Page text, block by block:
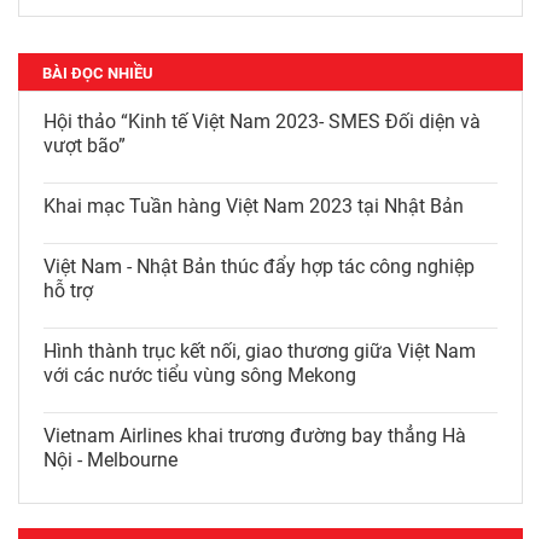
BÀI ĐỌC NHIỀU
Hội thảo “Kinh tế Việt Nam 2023- SMES Đối diện và
vượt bão”
Khai mạc Tuần hàng Việt Nam 2023 tại Nhật Bản
Việt Nam - Nhật Bản thúc đẩy hợp tác công nghiệp
hỗ trợ
Hình thành trục kết nối, giao thương giữa Việt Nam
với các nước tiểu vùng sông Mekong
Vietnam Airlines khai trương đường bay thẳng Hà
Nội - Melbourne